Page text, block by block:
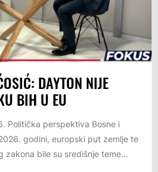
DAYTON NIJE
BIH U EU
Politička perspektiva Bosne i
godini, europski put zemlje te
zakona bile su središnje teme...